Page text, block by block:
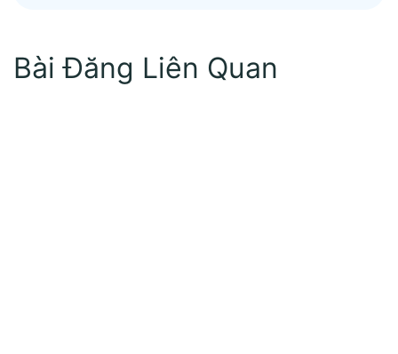
Bài Đăng Liên Quan